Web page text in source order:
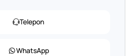
Telepon
WhatsApp